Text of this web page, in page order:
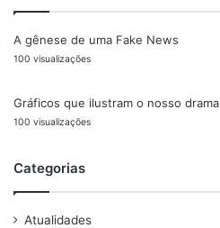
A gênese de uma Fake News
100 visualizações
Gráficos que ilustram o nosso drama
100 visualizações
Categorias
Atualidades